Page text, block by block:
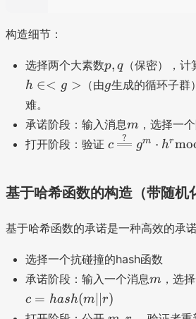
}
h
{
r'
}
构造细节：
选择两个大素数p
q
p, q（保密），计
h ∈< g > （由g
g生成的循环子群
难。
承诺阶段：输入消息m
m ，选择一
打开阶段：验证 c
o
g
e
q
{
c
?
gm ⋅ hr
基于哈希函数的构造（带随机
基于哈希函数的承诺是一种高效的承
选择一个抗碰撞的hash函数
承诺阶段：输入一个消息m
m ，选
c
=
c = hash(m∣∣ r)